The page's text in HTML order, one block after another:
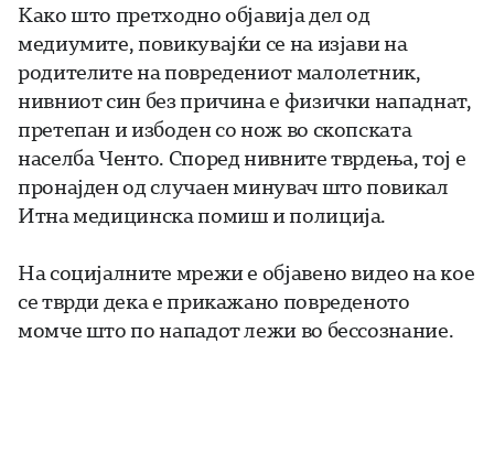
Како што претходно објавија дел од
медиумите, повикувајќи се на изјави на
родителите на повредениот малолетник,
нивниот син без причина е физички нападнат,
претепан и избоден со нож во скопската
населба Ченто. Според нивните тврдења, тој е
пронајден од случаен минувач што повикал
Итна медицинска помиш и полиција.
На социјалните мрежи е објавено видео на кое
се тврди дека е прикажано повреденото
момче што по нападот лежи во бессознание.